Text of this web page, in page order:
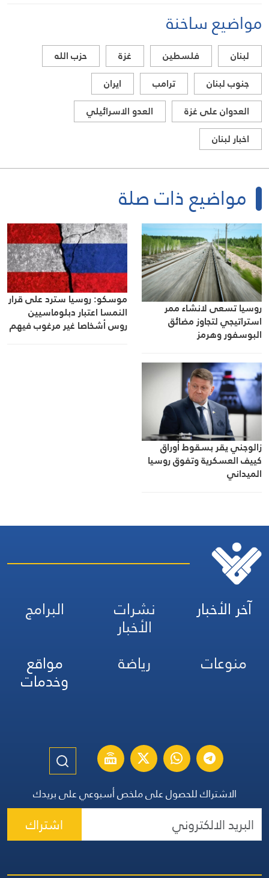
مواضيع ساخنة
لبنان فلسطين غزة
حزب الله
جنوب لبنان
ترامب
ايران
العدوان على غزة
العدو الاسرائيلي
اخبار لبنان
مواضيع ذات صلة
روسيا تسعى لانشاء ممر
استراتيجي لتجاوز مضائق
البوسفور وهرمز
موسكو: روسيا سترد على قرار
النمسا اعتبار دبلوماسيين
روس أشخاصا غير مرغوب فيهم
زالوجني يقر بسقوط أوراق
كييف العسكرية وتفوق روسيا
الميداني
آخر الأخبار نشرات
الأخبار
البرامج
منوعات
رياضة مواقع
وخدمات
الاشتراك للحصول على ملخص أسبوعي على بريدك
اشتراك